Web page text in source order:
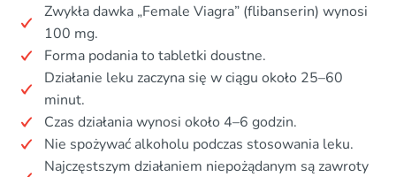
Zwykła dawka „Female Viagra” (flibanserin) wynosi
100 mg.
Forma podania to tabletki doustne.
Działanie leku zaczyna się w ciągu około 25–60
minut.
Czas działania wynosi około 4–6 godzin.
Nie spożywać alkoholu podczas stosowania leku.
Najczęstszym działaniem niepożądanym są zawroty